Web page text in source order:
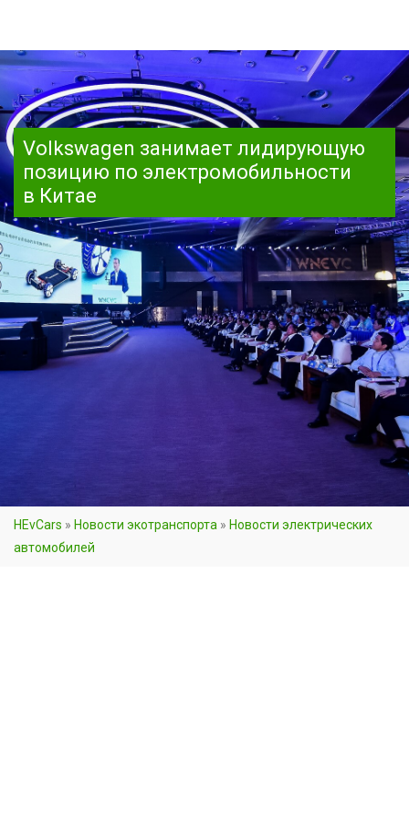
Volkswagen занимает лидирующую
позицию по электромобильности
в Китае
HEvCars » Новости экотранспорта » Новости электрических
автомобилей